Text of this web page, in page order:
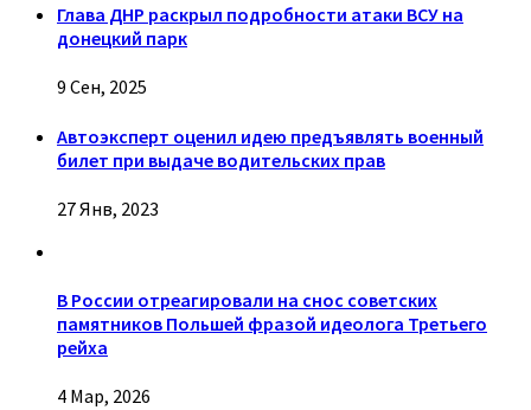
Глава ДНР раскрыл подробности атаки ВСУ на
донецкий парк
9 Сен, 2025
Автоэксперт оценил идею предъявлять военный
билет при выдаче водительских прав
27 Янв, 2023
В России отреагировали на снос советских
памятников Польшей фразой идеолога Третьего
рейха
4 Мар, 2026